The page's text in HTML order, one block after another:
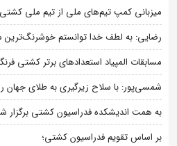
میزبانی کمپ تیم‌های ملی از تیم ملی کشتی
رضایی: به لطف خدا توانستم خوشرنگ‌ترین
مسابقات المپیاد استعدادهای برتر کشتی
شمسی‌پور: با سلاح زیرگیری به طلای جهان
به همت اندیشکده فدراسیون کشتی برگزار
بر اساس تقویم فدراسیون کشتی؛